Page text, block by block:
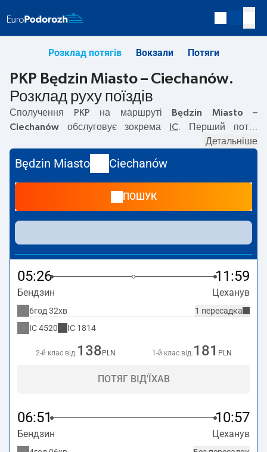
Розклад потягів Вокзали Потяги
PKP Będzin Miasto – Ciechanów.
Розклад руху поїздів
Сполучення PKP на маршруті
Będzin Miasto –
Ciechanów обслуговує зокрема IC. Перший потяг
з вокзалу PKP Będzin Miasto. Останній
Będzin Miasto–Ciechanówкурсують також інші потяги:
пропонують нижчу ціну квитка і зазвичай довший час
Ciechanów.
Детальніше
Będzin Miasto Ciechanów
ПОШУК
05:26 11:59
Бендзин Цеханув
1 пересадка
6год 32хв
IC4520 IC 1814
2-й клас від: 138 PLN 1-й клас від: 181 PLN
ПОТЯГ ВІД'ЇХАВ
06:51 10:57
Бендзин Цеханув